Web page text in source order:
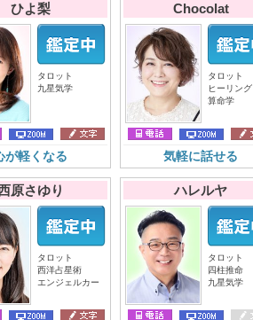
ひよ梨
タロット
九星気学
が軽くなる
Chocolat
タロット
ヒーリング
算命学
気軽に話せる
原さゆり
タロット
西洋占星術
エンジェルカー
ハレルヤ
タロット
四柱推命
九星気学